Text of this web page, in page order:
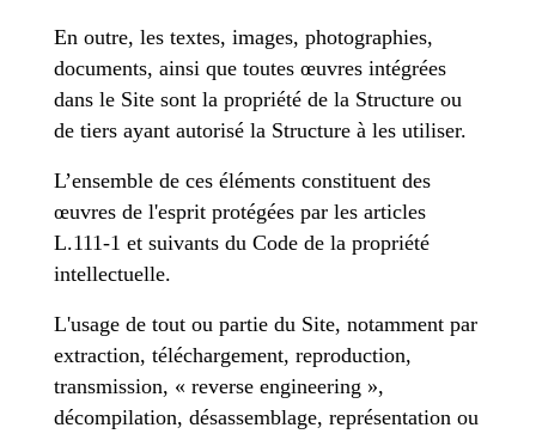
En outre, les textes, images, photographies,
documents, ainsi que toutes œuvres intégrées
dans le Site sont la propriété de la Structure ou
de tiers ayant autorisé la Structure à les utiliser.
L’ensemble de ces éléments constituent des
œuvres de l'esprit protégées par les articles
L.111-1 et suivants du Code de la propriété
intellectuelle.
L'usage de tout ou partie du Site, notamment par
extraction, téléchargement, reproduction,
transmission, « reverse engineering »,
décompilation, désassemblage, représentation ou